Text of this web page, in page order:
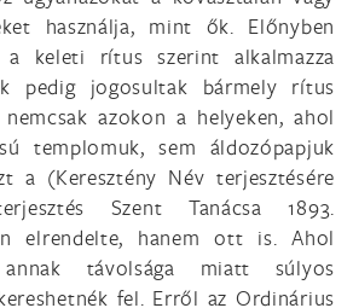
használja, mint ők. Előnyben
keleti rítus szerint alkalmazza
pedig jogosultak bármely rítus
azokon a helyeken, ahol
templomuk, sem áldozópapjuk
a (Keresztény Név terjesztésére
Szent Tanácsa 1893.
elrendelte, hanem ott is. Ahol
annak távolsága miatt súlyos
fel. Erről az Ordinárius